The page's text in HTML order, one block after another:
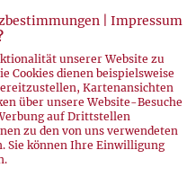
Impressum
unserer Website zu
Cookies dienen beispielsweise
Kartenansichten
über unsere Website-Besuche
auf Drittstellen
zu den von uns verwendeten
Sie können Ihre Einwilligung